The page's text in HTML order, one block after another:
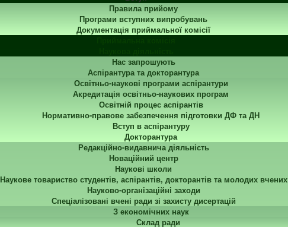
Правила прийому
Програми вступних випробувань
Документація приймальної комісії
Нас запрошують
Аспірантура та докторантура
Освітньо-наукові програми аспірантури
Акредитація освітньо-наукових програм
Освітній процес аспірантів
Нормативно-правове забезпечення підготовки ДФ та ДН
Вступ в аспірантуру
Докторантура
Редакційно-видавнича діяльність
Новаційний центр
Наукові школи
Наукове товариство студентів, аспірантів, докторантів та молодих вчених
Науково-організаційні заходи
Спеціалізовані вчені ради зі захисту дисертацій
З економічних наук
Склад ради